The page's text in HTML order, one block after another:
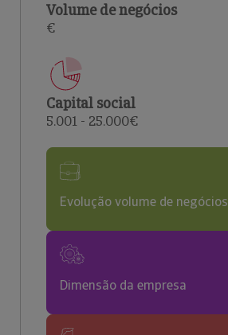
Volume de negócios
€
Capital social
5.001 - 25.000€
Evolução volume de negócios
Dimensão da empresa